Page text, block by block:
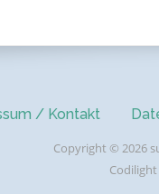
/ Kontakt
Copyright © 2026